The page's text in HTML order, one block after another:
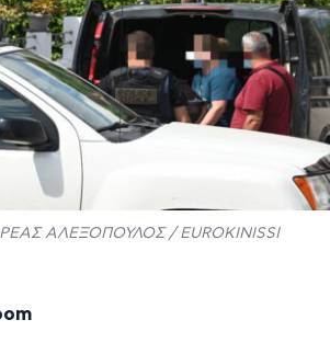
ΑΛΕΞΟΠΟΥΛΟΣ / EUROKINISSI